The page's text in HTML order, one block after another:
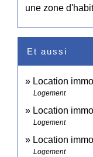
une zone
Et aussi
Location
Logement
Location
Logement
Location
Logement